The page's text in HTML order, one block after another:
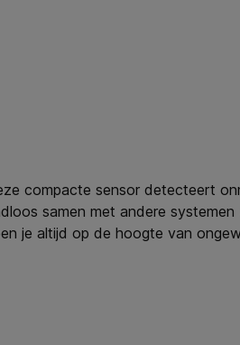
compacte sensor detecteert
samen met andere systemen
je altijd op de hoogte van